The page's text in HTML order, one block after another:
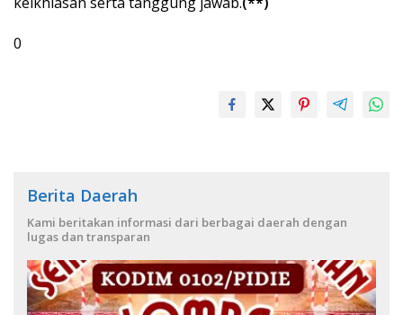
0
Berita Daerah
Kami beritakan informasi dari berbagai daerah dengan
lugas dan transparan